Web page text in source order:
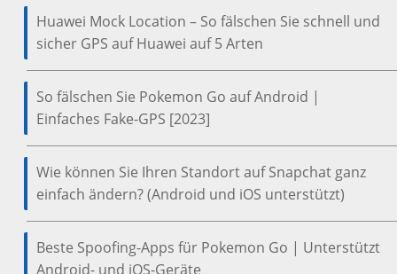
Huawei Mock Location – So fälschen Sie schnell und
sicher GPS auf Huawei auf 5 Arten
So fälschen Sie Pokemon Go auf Android |
Einfaches Fake-GPS [2023]
Wie können Sie Ihren Standort auf Snapchat ganz
einfach ändern? (Android und iOS unterstützt)
Beste Spoofing-Apps für Pokemon Go | Unterstützt
Android- und iOS-Geräte